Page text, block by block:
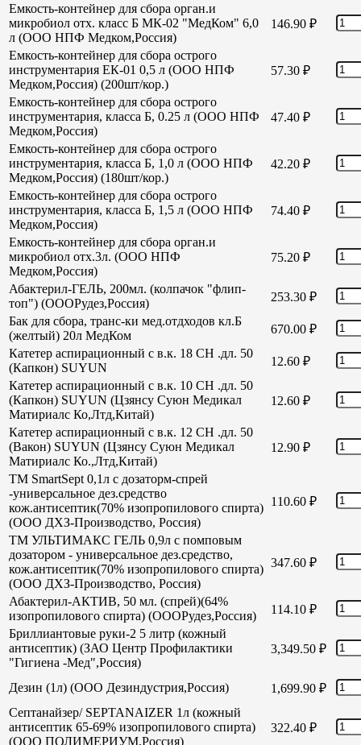
Емкость-контейнер для сбора орган.и
микробиол отх. класс Б МК-02 "МедКом" 6,0
л (ООО НПФ Медком,Россия)
146.90 ₽
Емкость-контейнер для сбора острого
инструментария ЕК-01 0,5 л (ООО НПФ
Медком,Россия) (200шт/кор.)
57.30 ₽
Емкость-контейнер для сбора острого
инструментария, класса Б, 0.25 л (ООО НПФ
Медком,Россия)
47.40 ₽
Емкость-контейнер для сбора острого
инструментария, класса Б, 1,0 л (ООО НПФ
Медком,Россия) (180шт/кор.)
42.20 ₽
Емкость-контейнер для сбора острого
инструментария, класса Б, 1,5 л (ООО НПФ
Медком,Россия)
74.40 ₽
Емкость-контейнер для сбора орган.и
микробиол отх.3л. (ООО НПФ
Медком,Россия)
75.20 ₽
Абактерил-ГЕЛЬ, 200мл. (колпачок "флип-
топ") (ОООРудез,Россия)
253.30 ₽
Бак для сбора, транс-ки мед.отдходов кл.Б
(желтый) 20л МедКом
670.00 ₽
Катетер аспирационный с в.к. 18 СН .дл. 50
(Капкон) SUYUN
12.60 ₽
Катетер аспирационный с в.к. 10 СН .дл. 50
(Капкон) SUYUN (Цзянсу Суюн Медикал
Матириалс Ко,Лтд,Китай)
12.60 ₽
Катетер аспирационный с в.к. 12 СН .дл. 50
(Вакон) SUYUN (Цзянсу Суюн Медикал
Матириалс Ко.,Лтд,Китай)
12.90 ₽
TM SmartSept 0,1л с дозаторм-спрей
-универсальное дез.средство
кож.антисептик(70% изопропилового спирта)
(ООО ДХЗ-Производство, Россия)
110.60 ₽
TM УЛЬТИМАКС ГЕЛЬ 0,9л с помповым
дозатором - универсальное дез.средство,
кож.антисептик(70% изопропилового спирта)
(ООО ДХЗ-Производство, Россия)
347.60 ₽
Абактерил-АКТИВ, 50 мл. (спрей)(64%
изопропилового спирта) (ОООРудез,Россия)
114.10 ₽
Бриллиантовые руки-2 5 литр (кожный
антисептик) (ЗАО Центр Профилактики
"Гигиена -Мед",Россия)
3,349.50 ₽
Дезин (1л) (ООО Дезиндустрия,Россия) 1,699.90 ₽
Септанайзер/ SEPTANAIZER 1л (кожный
антисептик 65-69% изопропилового спирта)
(ООО ПОЛИМЕРИУМ,Россия)
322.40 ₽